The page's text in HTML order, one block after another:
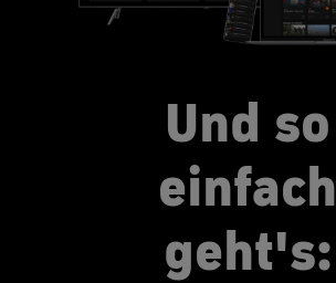
Und so
einfach
geht's: